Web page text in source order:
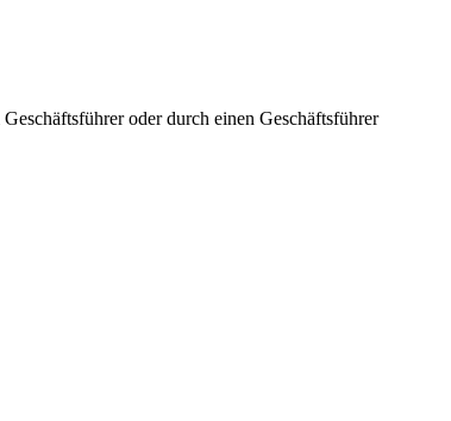
oder durch einen Geschäftsführer